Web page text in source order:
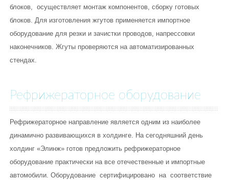
блоков, осуществляет монтаж компонентов, сборку готовых
блоков. Для изготовления жгутов применяется импортное
оборудование для резки и зачистки проводов, напрессовки
наконечников. Жгуты проверяются на автоматизированных
стендах.
Рефрижераторное оборудование
Рефрижераторное направление является одним из наиболее
динамично развивающихся в холдинге. На сегодняшний день
холдинг «Элинж» готов предложить рефрижераторное
оборудование практически на все отечественные и импортные
автомобили. Оборудование сертифицировано на соответствие